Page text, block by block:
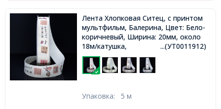
Лента Хлопковая Ситец, с принтом
мультфильм, Балерина, Цвет: Бело-
коричневый, Ширина: 20мм, около
18м/катушка,
...(УТ0011912)
Упаковка: 5 м